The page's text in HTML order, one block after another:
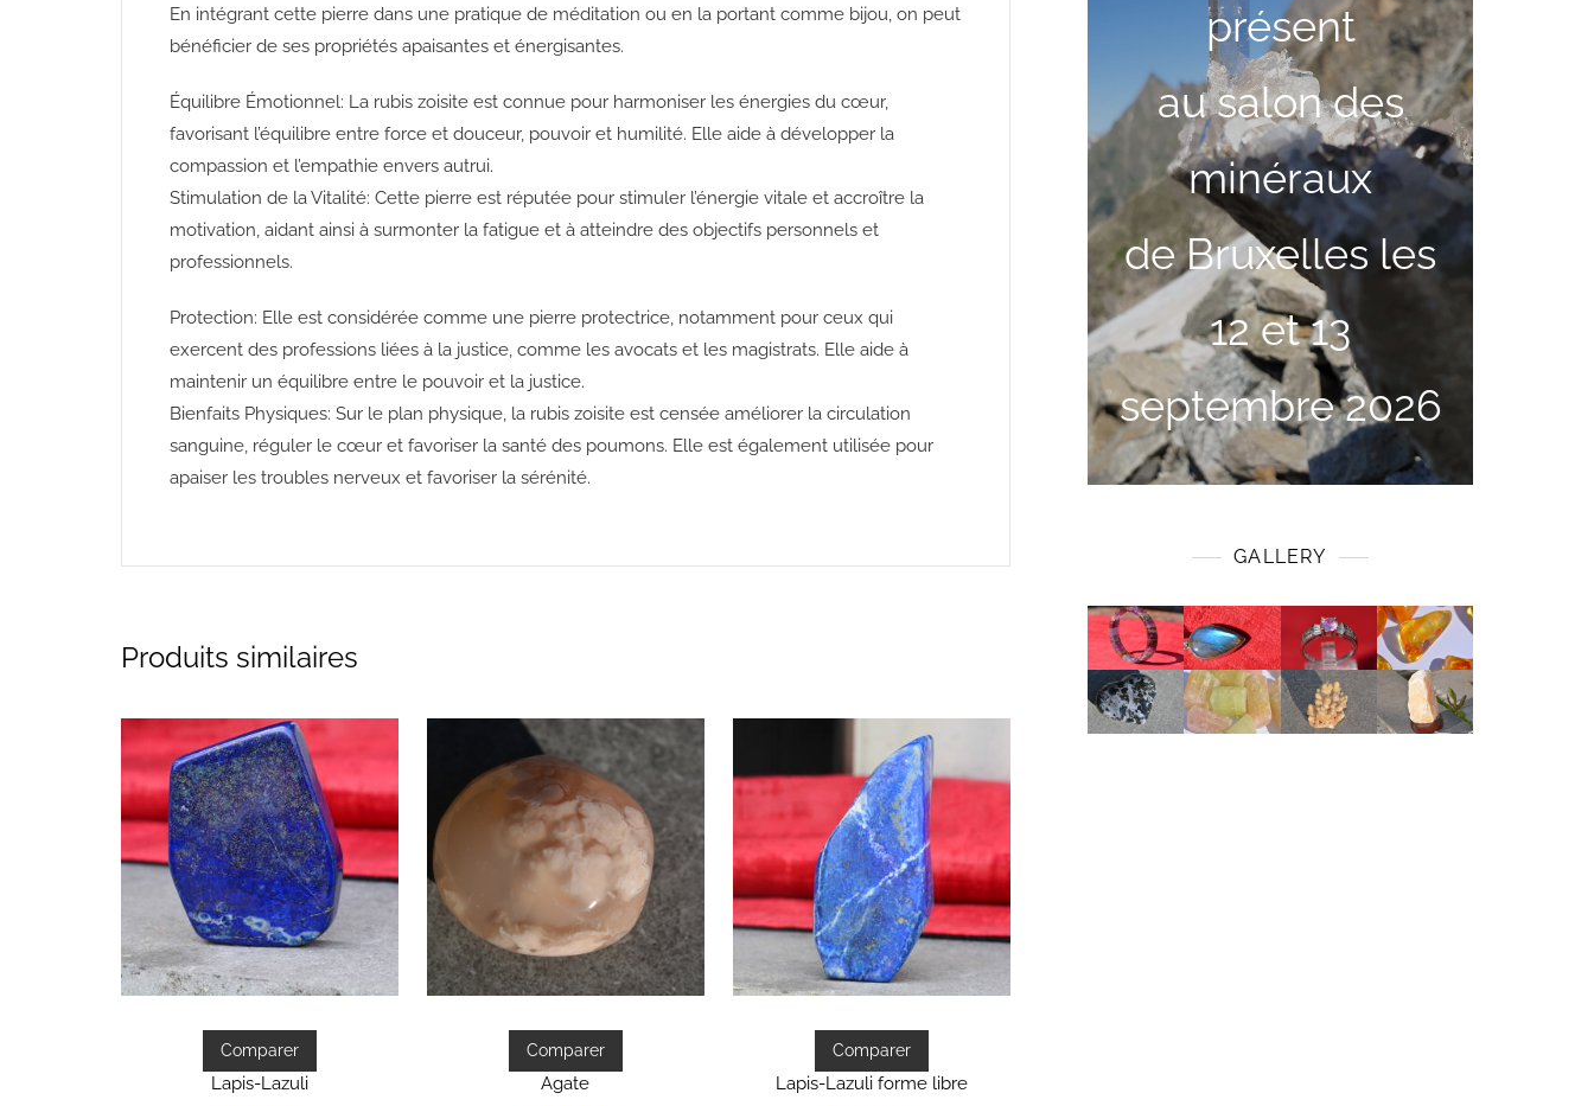
En intégrant cette pierre dans une pratique de méditation ou en la portant comme bijou, on peut
bénéficier de ses propriétés apaisantes et énergisantes.
Équilibre Émotionnel: La rubis zoisite est connue pour harmoniser les énergies du cœur,
favorisant l’équilibre entre force et douceur, pouvoir et humilité. Elle aide à développer la
compassion et l’empathie envers autrui.
Stimulation de la Vitalité: Cette pierre est réputée pour stimuler l’énergie vitale et accroître la
motivation, aidant ainsi à surmonter la fatigue et à atteindre des objectifs personnels et
professionnels.
Protection: Elle est considérée comme une pierre protectrice, notamment pour ceux qui
exercent des professions liées à la justice, comme les avocats et les magistrats. Elle aide à
maintenir un équilibre entre le pouvoir et la justice.
Bienfaits Physiques: Sur le plan physique, la rubis zoisite est censée améliorer la circulation
sanguine, réguler le cœur et favoriser la santé des poumons. Elle est également utilisée pour
apaiser les troubles nerveux et favoriser la sérénité.
Produits similaires
Comparer
Lapis-Lazuli
Comparer
Agate
Comparer
Lapis-Lazuli forme libre
présent
au salon des
minéraux
de Bruxelles les
12 et 13
septembre 2026
GALLERY